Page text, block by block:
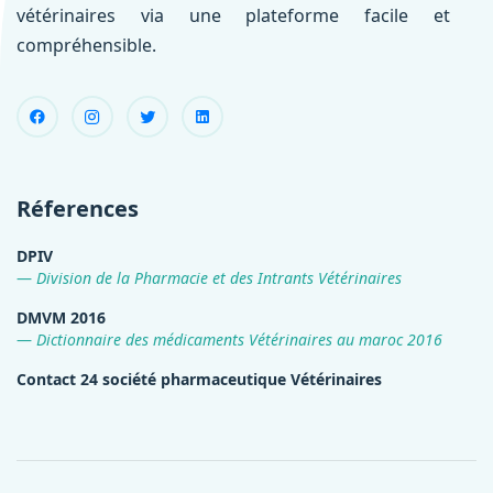
vétérinaires via une plateforme facile et
compréhensible.
Réferences
DPIV
Division de la Pharmacie et des Intrants Vétérinaires
DMVM 2016
Dictionnaire des médicaments Vétérinaires au maroc 2016
Contact 24 société pharmaceutique Vétérinaires